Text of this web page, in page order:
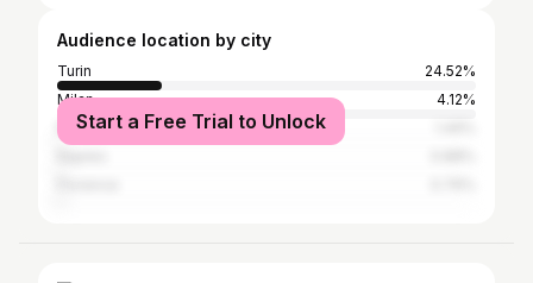
Audience location by city
Turin
24.52%
Milan
4.12%
Rome
Start a Free Trial to Unlock